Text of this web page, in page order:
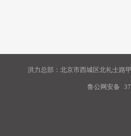
洪力总部：北京市西城区北礼士路
鲁公网安备